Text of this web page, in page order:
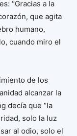
“Gracias a la
que agita
humano,
cuando miro el
de los
alcanzar la
decía que “la
solo la luz
al odio, solo el